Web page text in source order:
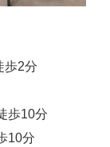
歩2分
歩10分
10分